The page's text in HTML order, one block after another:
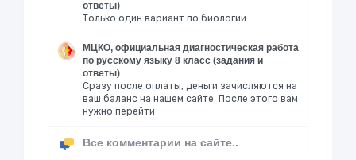
ответы)
Только один вариант по биологии
МЦКО, официальная диагностическая работа
по русскому языку 8 класс (задания и
ответы)
Сразу после оплаты, деньги зачисляются на
ваш баланс на нашем сайте. После этого вам
нужно перейти
Все комментарии на сайте..